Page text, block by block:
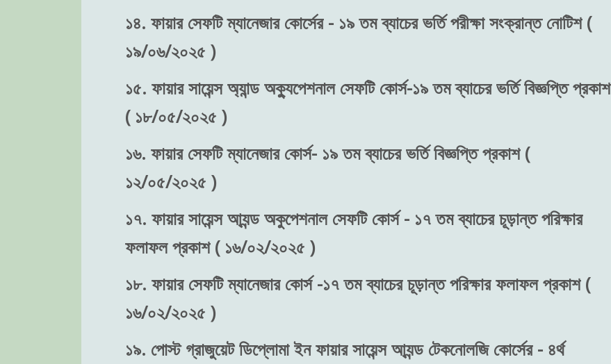
১৪. ফায়ার সেফটি ম্যানেজার কোর্সের - ১৯ তম ব্যাচের ভর্তি পরীক্ষা সংক্রান্ত নোটিশ (
১৯/০৬/২০২৫ )
১৫. ফায়ার সায়েন্স অ্যান্ড অক্যুপেশনাল সেফটি কোর্স-১৯ তম ব্যাচের ভর্তি বিজ্ঞপ্তি প্রকাশ
( ১৮/০৫/২০২৫ )
১৬. ফায়ার সেফটি ম্যানেজার কোর্স- ১৯ তম ব্যাচের ভর্তি বিজ্ঞপ্তি প্রকাশ (
১২/০৫/২০২৫ )
১৭. ফায়ার সায়েন্স আ্যন্ড অকুপেশনাল সেফটি কোর্স - ১৭ তম ব্যাচের চূড়ান্ত পরিক্ষার
ফলাফল প্রকাশ ( ১৬/০২/২০২৫ )
১৮. ফায়ার সেফটি ম্যানেজার কোর্স -১৭ তম ব্যাচের চূড়ান্ত পরিক্ষার ফলাফল প্রকাশ (
১৬/০২/২০২৫ )
১৯. পোস্ট গ্রাজুয়েট ডিপ্লোমা ইন ফায়ার সায়েন্স আ্যন্ড টেকনোলজি কোর্সের - ৪র্থ